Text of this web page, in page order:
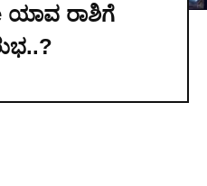
ಯಾವ ರಾಶಿಗೆ